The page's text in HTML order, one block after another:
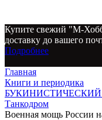
Купите свежий "М-
доставку до вашего
Подробнее
Главная
Книги и периодика
Танкодром
Военная мощь России